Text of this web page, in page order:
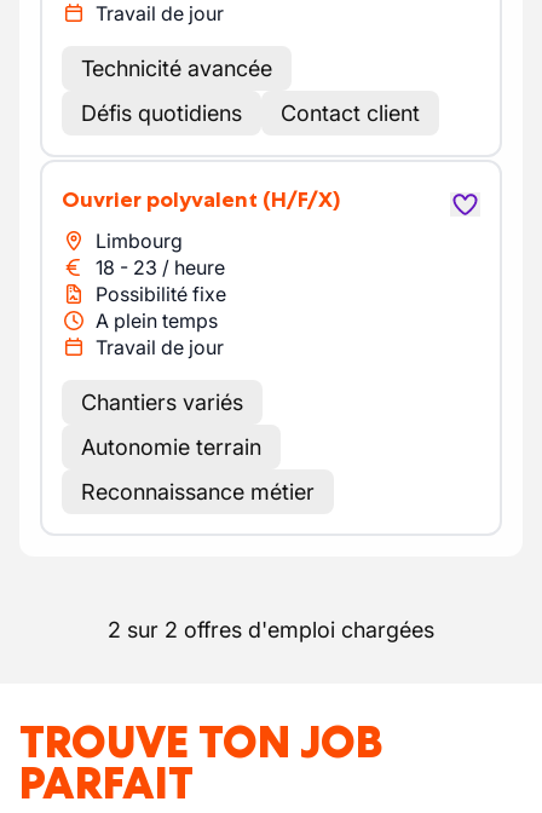
Travail de jour
Technicité avancée
Défis quotidiens
Contact client
Ouvrier polyvalent (H/F/X)
Limbourg
18 - 23 / heure
Possibilité fixe
A plein temps
Travail de jour
Chantiers variés
Autonomie terrain
Reconnaissance métier
2 sur 2 offres d'emploi chargées
TROUVE TON JOB
PARFAIT